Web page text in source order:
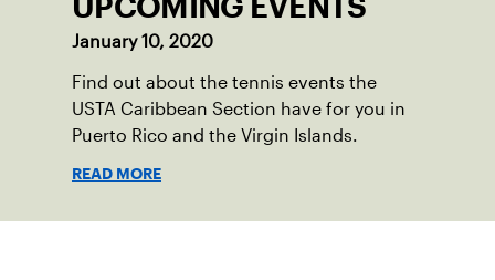
UPCOMING EVENTS
January 10, 2020
Find out about the tennis events the
USTA Caribbean Section have for you in
Puerto Rico and the Virgin Islands.
READ MORE